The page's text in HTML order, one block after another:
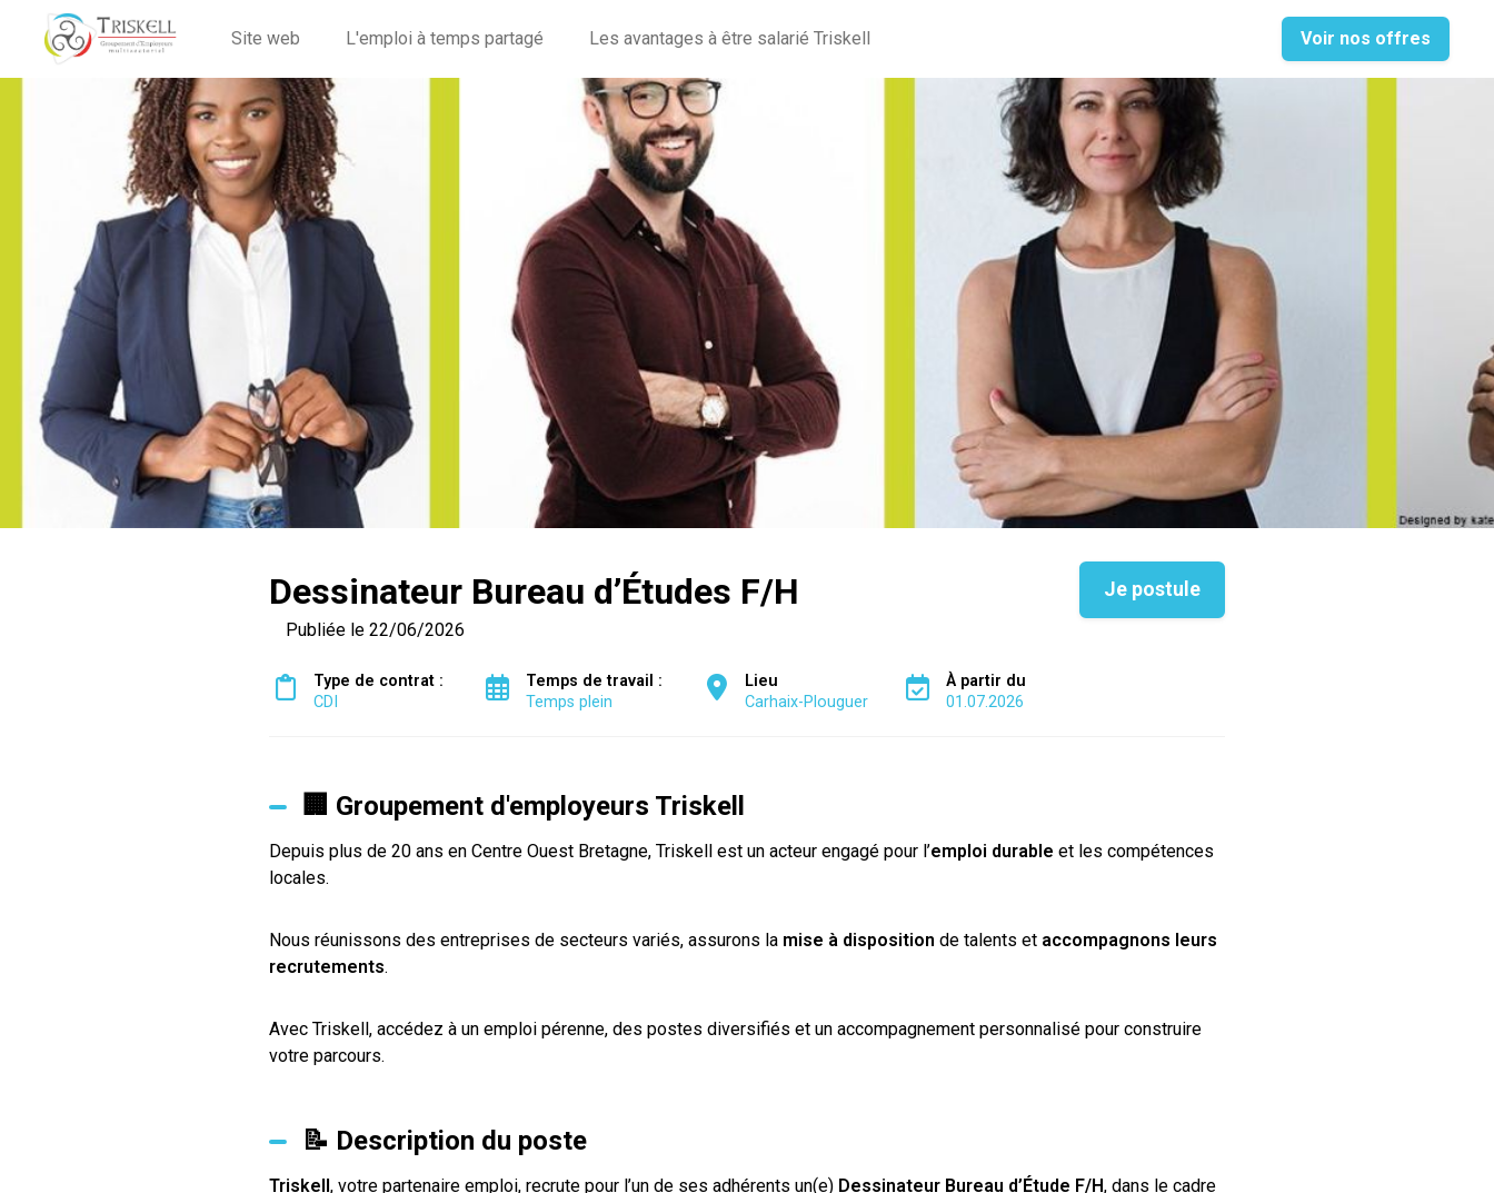
Site web L'emploi à temps partagé Les avantages à être salarié Triskell Voir nos offres
Dessinateur Bureau d’Études F/H Je postule
Publiée le 22/06/2026
Type de contrat :
CDI
Temps de travail :
Temps plein
Lieu
Carhaix-Plouguer
À partir du
01.07.2026
🏢 Groupement d'employeurs Triskell
Depuis plus de 20 ans en Centre Ouest Bretagne, Triskell est un acteur engagé pour l’emploi durable et les compétences
locales.
Nous réunissons des entreprises de secteurs variés, assurons la mise à disposition de talents et accompagnons leurs
recrutements.
Avec Triskell, accédez à un emploi pérenne, des postes diversifiés et un accompagnement personnalisé pour construire
votre parcours.
📝 Description du poste
Triskell, votre partenaire emploi, recrute pour l’un de ses adhérents un(e) Dessinateur Bureau d’Étude F/H, dans le cadre